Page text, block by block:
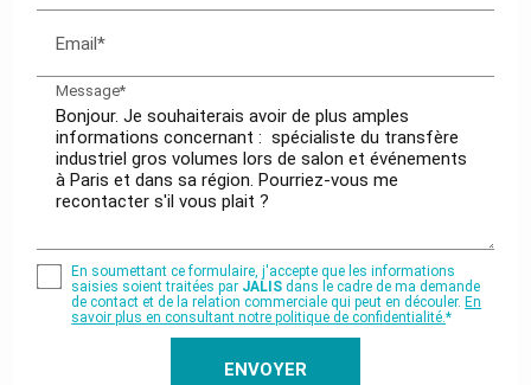
Email*
Message*
En soumettant ce formulaire, j'accepte que les informations
saisies soient traitées par JALIS dans le cadre de ma demande
de contact et de la relation commerciale qui peut en découler. En
savoir plus en consultant notre politique de confidentialité.*